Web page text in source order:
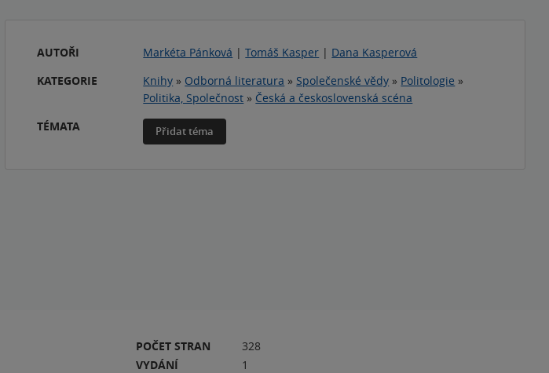
AUTOŘI Markéta Pánková |Tomáš Kasper | Dana Kasperová
KATEGORIE
Knihy » Odborná literatura » Společenské vědy » Politologie »
Politika, Společnost » Česká a československá scéna
TÉMATA
Přidat téma
POČET STRAN
328
VYDÁNÍ
1